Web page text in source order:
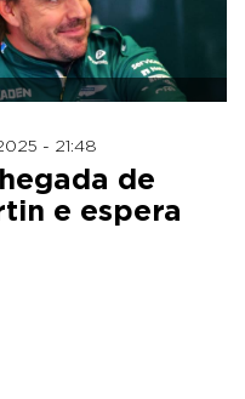
- 21:48
de
e espera